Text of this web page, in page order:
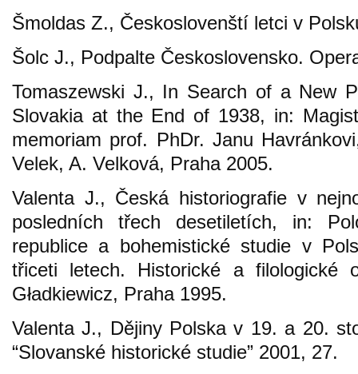
Šmoldas Z., Českoslovenští letci v
Šolc J., Podpalte Československo.
Tomaszewski J., In Search of a New
Slovakia at the End of 1938, in:
memoriam prof. PhDr. Janu
Velek, A. Velková, Praha 2005.
Valenta J., Česká historiografie v
posledních třech desetiletích, in:
republice a bohemistické studie v
třiceti letech. Historické a filologické
Gładkiewicz, Praha 1995.
Valenta J., Dějiny Polska v 19. a 20.
“Slovanské historické studie” 2001, 27.